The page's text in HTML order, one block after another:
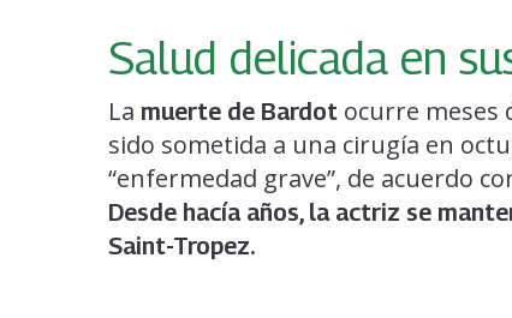
Salud delicada en
La muerte de Bardot ocurre meses
sido sometida a una cirugía en
“enfermedad grave”, de acuerdo
Desde hacía años, la actriz se
Saint-Tropez.